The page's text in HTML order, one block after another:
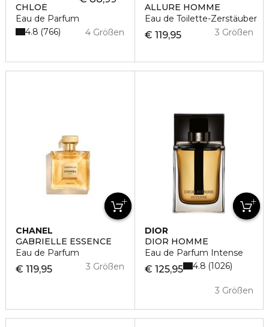
CHLOÉ
Eau de Parfum
4 Größen
4.8 766
ALLURE HOMME
Eau de Toilette-Zerstäuber
€ 119,95 3 Größen
CHANEL
GABRIELLE ESSENCE
Eau de Parfum
€ 119,95 3 Größen
DIOR
DIOR HOMME
Eau de Parfum Intense
€ 125,95
3 Größen
4.8 1026